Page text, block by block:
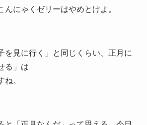
んにゃくゼリーはやめとけよ。
を見に行く」と同じくらい、正月に
る」は
ね。